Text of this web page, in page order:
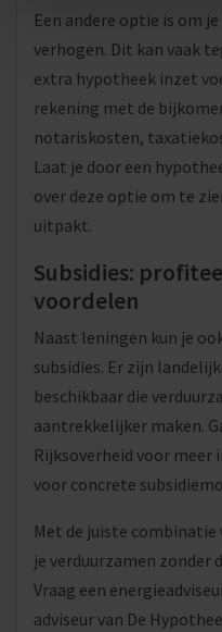
Een andere optie is om
verhogen. Dit kan vaak
extra hypotheek inzet
rekening met de
notariskosten,
Laat je door een
over deze optie om te
uitpakt.
Subsidies:
voordelen
Naast leningen kun je
subsidies. Er zijn
beschikbaar die
aantrekkelijker maken.
Rijksoverheid voor
voor concrete
Met de juiste combinatie
je verduurzamen zonder
Vraag een
adviseur van De